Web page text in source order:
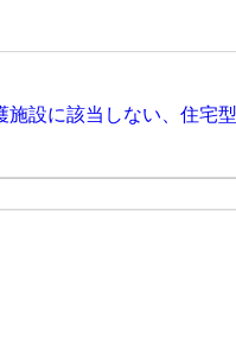
設に該当しない、住宅